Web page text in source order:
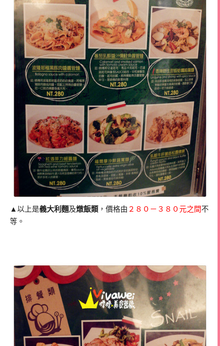
▲以上是義大利麵及燉飯類 ，價格由 ２８０－３８０元之間不
等。